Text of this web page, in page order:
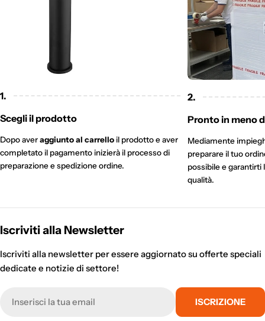
1.
Scegli il prodotto
Dopo averaggiunto al carrello il prodotto e aver
completato il pagamento inizierà il processo di
preparazione e spedizione ordine.
2.
Pronto in meno
Mediamente
preparare il tuo
possibile e garantirti
qualità.
Iscriviti alla Newsletter
Iscriviti alla newsletter per essere aggiornato su offerte speciali
dedicate e notizie di settore!
mail
ISCRIZIONE